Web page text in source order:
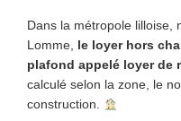
Dans la métropole lilloise,
Lomme, le loyer hors
plafond appelé loyer de
calculé selon la zone, le
construction.